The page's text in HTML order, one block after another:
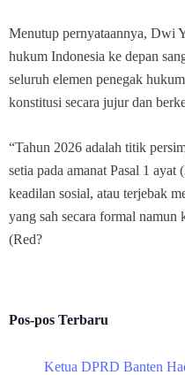
Menutup pernyataannya, Dwi
hukum Indonesia ke depan
seluruh elemen penegak
konstitusi secara jujur dan
“Tahun 2026 adalah titik
setia pada amanat Pasal 1
keadilan sosial, atau terjebak
yang sah secara formal namun
(Red?
Pos-pos Terbaru
Ketua DPRD Banten